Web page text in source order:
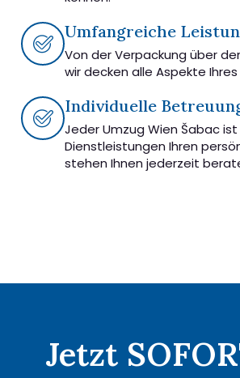
Umfangreiche
Von der Verpackung über
wir decken alle Aspekte
Individuelle
Jeder Umzug Wien Šabac
Dienstleistungen Ihren
stehen Ihnen jederzeit
Jetzt